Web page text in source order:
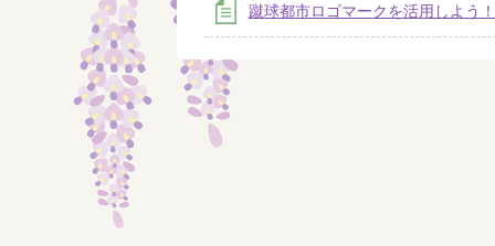
蹴球都市ロゴマークを活用しよう！